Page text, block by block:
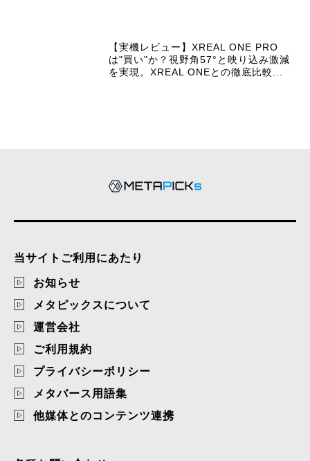
【実機レビュー】XREAL ONE PRO
は"買い"か？視野角57°と映り込み激減
を実現。XREAL ONEとの徹底比較...
当サイトご利用にあたり
お知らせ
メタピックスについて
運営会社
ご利用規約
プライバシーポリシー
メタバース用語集
他媒体とのコンテンツ連携